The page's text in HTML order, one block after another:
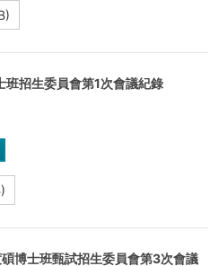
招生委員會第1次會議紀錄
博士班甄試招生委員會第3次會議